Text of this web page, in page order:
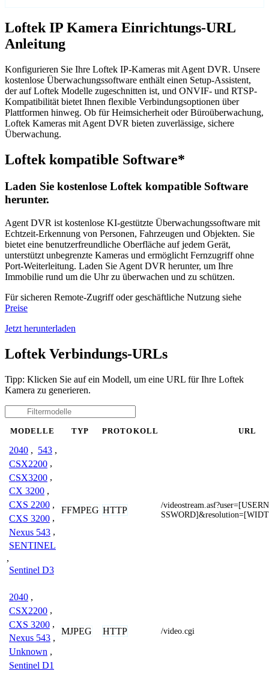
Loftek IP Kamera Einrichtungs-URL
Anleitung
Konfigurieren Sie Ihre Loftek IP-Kameras mit Agent DVR. Unsere
kostenlose Überwachungssoftware enthält einen Setup-Assistent,
der auf Loftek Modelle zugeschnitten ist, und ONVIF- und RTSP-
Kompatibilität bietet Ihnen flexible Verbindungsoptionen über
Plattformen hinweg. Ob für Heimsicherheit oder Büroüberwachung,
Loftek Kameras mit Agent DVR bieten zuverlässige, sichere
Überwachung.
Loftek kompatible Software*
Laden Sie kostenlose Loftek kompatible Software
herunter.
Agent DVR ist kostenlose KI-gestützte Überwachungssoftware mit
Echtzeit-Erkennung von Personen, Fahrzeugen und Objekten. Sie
bietet eine benutzerfreundliche Oberfläche auf jedem Gerät,
unterstützt unbegrenzte Kameras und ermöglicht Fernzugriff ohne
Port-Weiterleitung. Laden Sie Agent DVR herunter, um Ihre
Immobilie rund um die Uhr zu überwachen und zu schützen.
Für sicheren Remote-Zugriff oder geschäftliche Nutzung siehe
Preise
Jetzt herunterladen
Loftek Verbindungs-URLs
Tipp: Klicken Sie auf ein Modell, um eine URL für Ihre Loftek
Kamera zu generieren.
MODELLE TYP PROTOKOLL URL
2040 , 543 ,
CSX2200 ,
CSX3200 ,
CX 3200 ,
CXS 2200 ,
CXS 3200 ,
Nexus 543 ,
SENTINEL
,
Sentinel D3
FFMPEG HTTP
/
2040 ,
CSX2200 ,
CXS 3200 ,
Nexus 543 ,
Unknown ,
Sentinel D1
MJPEG HTTP /video.cgi